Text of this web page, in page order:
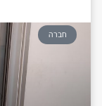
חברה